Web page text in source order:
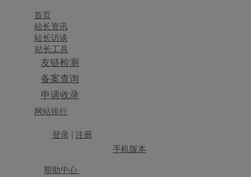
首页
站长资讯
站长访谈
站长工具
友链检测
备案查询
申请收录
网站排行
登录 | 注册
帮助中心
手机版本
×